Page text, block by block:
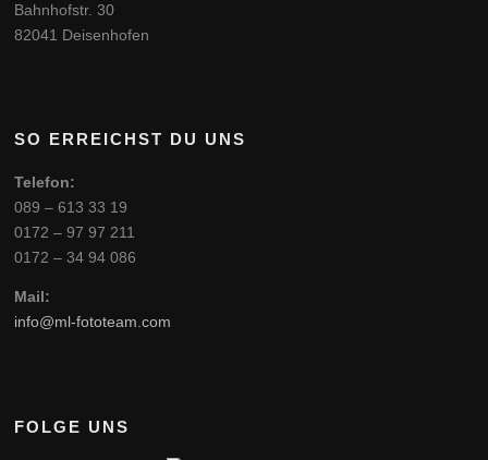
Bahnhofstr. 30
82041 Deisenhofen
SO ERREICHST DU UNS
Telefon:
089 – 613 33 19
0172 – 97 97 211
0172 – 34 94 086
Mail:
info@ml-fototeam.com
FOLGE UNS